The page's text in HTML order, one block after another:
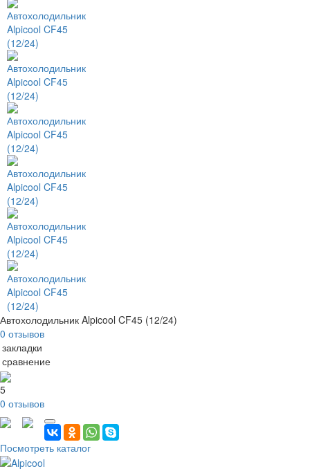
Автохолодильник Alpicool CF45 (12/24)
0 отзывов
5
0 отзывов
Посмотреть каталог